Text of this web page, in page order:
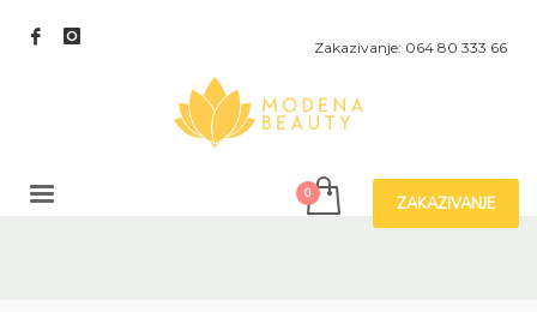
Zakazivanje: 064 80 333 66
ZAKAZIVANJE